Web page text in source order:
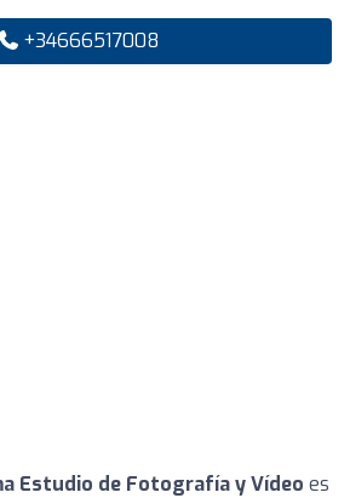
+34666517008
Estudio de Fotografía y Vídeo es